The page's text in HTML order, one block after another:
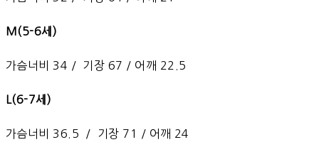
M(5-6세)
가슴너비 34 / 기장 67 / 어깨 22.5
L(6-7세)
가슴너비 36.5 / 기장 71 / 어깨 24